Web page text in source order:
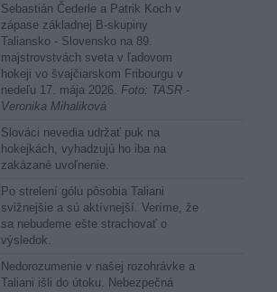
Sebastián Čederle a Patrik Koch v
zápase základnej B-skupiny
Taliansko - Slovensko na 89.
majstrovstvách sveta v ľadovom
hokeji vo švajčiarskom Fribourgu v
nedeľu 17. mája 2026. Foto: TASR -
Veronika Mihaliková
Slováci nevedia udržať puk na
hokejkách, vyhadzujú ho iba na
zakázané uvoľnenie.
Po strelení gólu pôsobia Taliani
svižnejšie a sú aktívnejší. Veríme, že
sa nebudeme ešte strachovať o
výsledok.
Nedorozumenie v našej rozohrávke a
Taliani išli do útoku. Nebezpečná